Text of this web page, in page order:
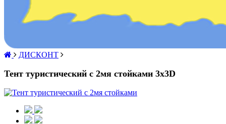
ДИСКОНТ
Тент туристический с 2мя стойками 3х3D